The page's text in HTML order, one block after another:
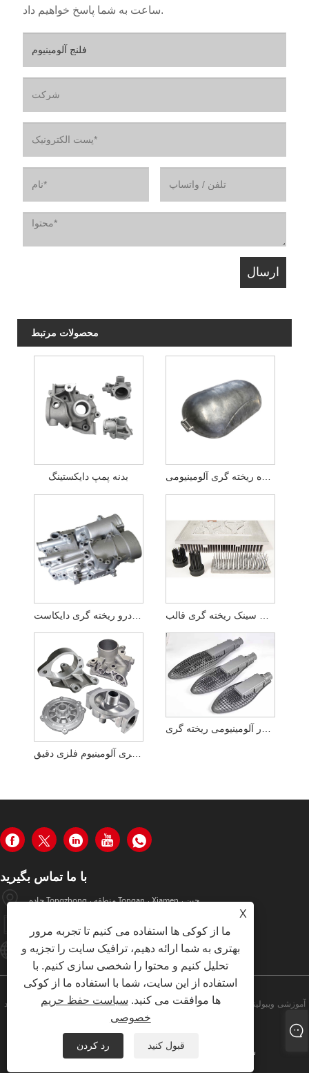
ساعت به شما پاسخ خواهیم داد.
محصولات مرتبط
بدنه پمپ دایکستینگ
محفظه نور آلومینیومی ریخته گری
با ما تماس بگیرید
جاده Tongzhong ، منطقه Tongan ، Xiamen ، چین
+86-19979320050
Sales08@xmhongyu.com.cn
کپی رایت © 2023 شرکت فناوری هوشمند Xiamen Hongyu ، آموزشی ویبولیتین
کلیه حقوق محفوظ است
Sitemap XML سیاست حفظ حریم خصوصی
X
ما از کوکی ها استفاده می کنیم تا تجربه مرور
بهتری به شما ارائه دهیم، ترافیک سایت را تجزیه و
تحلیل کنیم و محتوا را شخصی سازی کنیم. با
استفاده از این سایت، شما با استفاده ما از کوکی
ها موافقت می کنید. سیاست حفظ حریم
خصوصی
رد کردن قبول کنید